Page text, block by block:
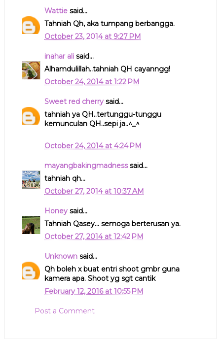
Wattiesaid...
Tahniah Qh, aka tumpang berbangga.
October 23, 2014 at 9:27 PM
inahar alisaid...
Alhamdulillah..tahniah QH cayanngg!
October 24, 2014 at 1:22 PM
Sweet red cherrysaid...
tahniah ya QH..tertunggu-tunggu
kemunculan QH..sepi ja..^_^
October 24, 2014 at 4:24 PM
mayangbakingmadnesssaid...
tahniah qh...
October 27, 2014 at 10:37 AM
Honeysaid...
Tahniah Qasey... semoga berterusan ya.
October 27, 2014 at 12:42 PM
Unknownsaid...
Qh boleh x buat entri shoot gmbr guna
kamera apa. Shoot yg sgt cantik
February 12, 2016 at 10:55 PM
Post a Comment